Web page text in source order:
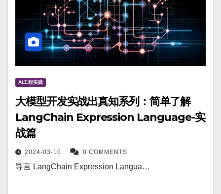
AI工程实践
大模型开发实战出真知系列：简单了解
LangChain Expression Language-实
战篇
2024-03-10 0 COMMENTS
导言 LangChain Expression Langua…